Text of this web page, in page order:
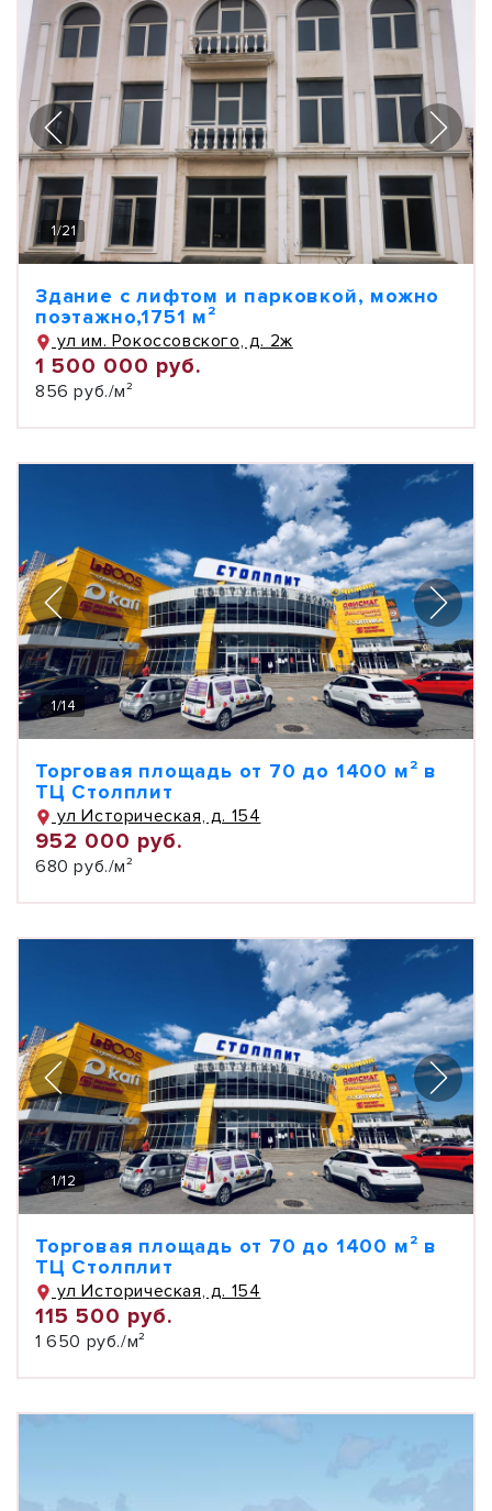
1/21
Здание с лифтом и парковкой, можно
поэтажно,1751 м²
ул им. Рокоссовского, д. 2ж
1 500 000 руб.
856 руб./м²
1/14
Торговая площадь от 70 до 1400 м² в
ТЦ Столплит
ул Историческая, д. 154
952 000 руб.
680 руб./м²
1/12
Торговая площадь от 70 до 1400 м² в
ТЦ Столплит
ул Историческая, д. 154
115 500 руб.
1 650 руб./м²